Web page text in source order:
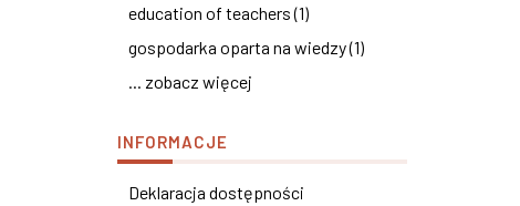
education of teachers (1)
gospodarka oparta na wiedzy (1)
... zobacz więcej
INFORMACJE
Deklaracja dostępności